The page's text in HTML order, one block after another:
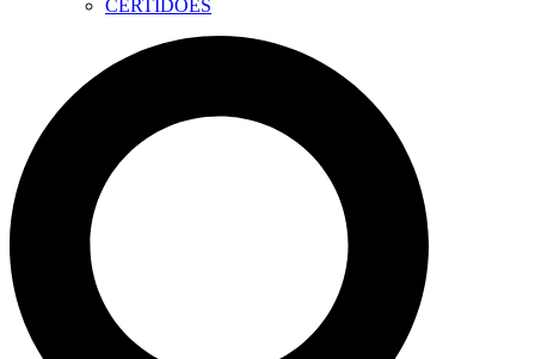
CERTIDÕES